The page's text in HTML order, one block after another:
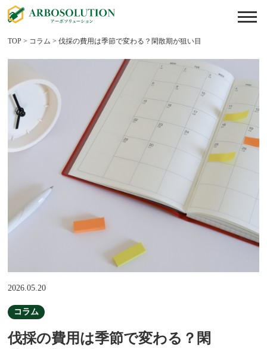
TOP > コラム >伐採の費用は季節で変わる？閑散期が狙い目
2026.05.20
コラム
伐採の費用は季節で変わる？閑